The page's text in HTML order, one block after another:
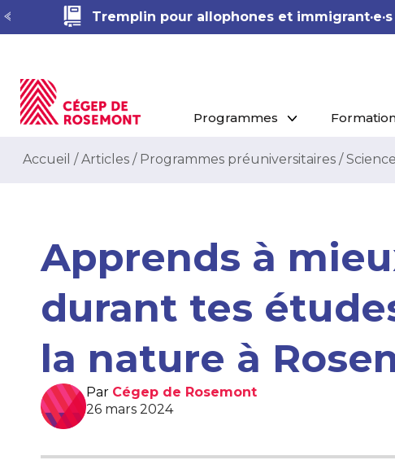
Tremplin pour allophones et immigrant·e·s
Programmes
Accueil /Articles / Programmes préuniversitaires /
Apprends à
durant tes
la nature à
Par Cégep de Rosemont
26 mars 2024